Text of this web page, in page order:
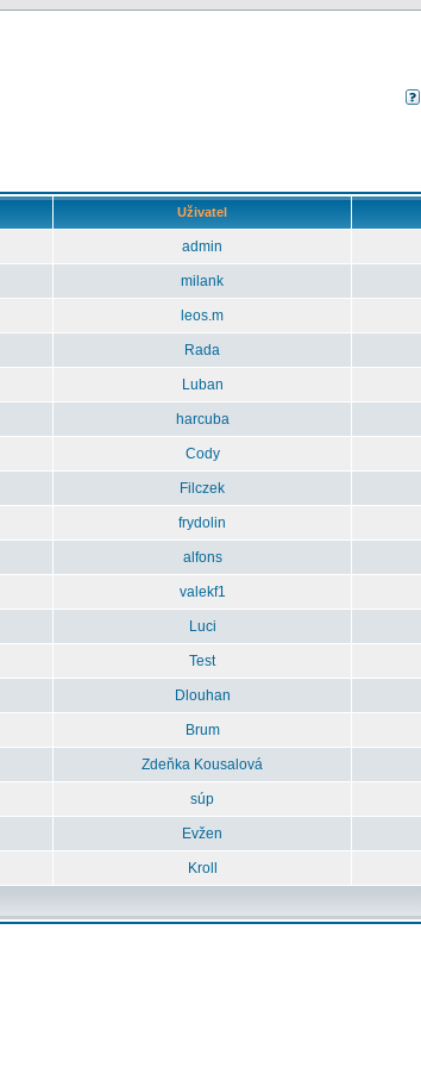
Uživatel
admin
milank
leos.m
Rada
Luban
harcuba
Cody
Filczek
frydolin
alfons
valekf1
Luci
Test
Dlouhan
Brum
Zdeňka Kousalová
súp
Evžen
Kroll